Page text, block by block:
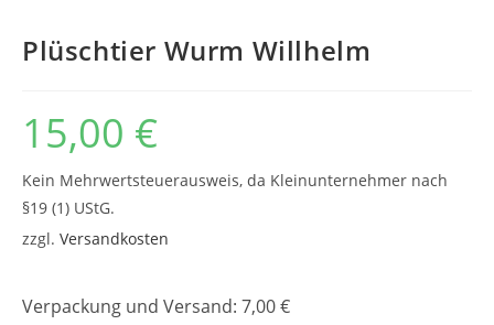
Plüschtier Wurm Willhelm
15,00 €
Kein Mehrwertsteuerausweis, da Kleinunternehmer nach
§19 (1) UStG.
zzgl. Versandkosten
Verpackung und Versand: 7,00 €